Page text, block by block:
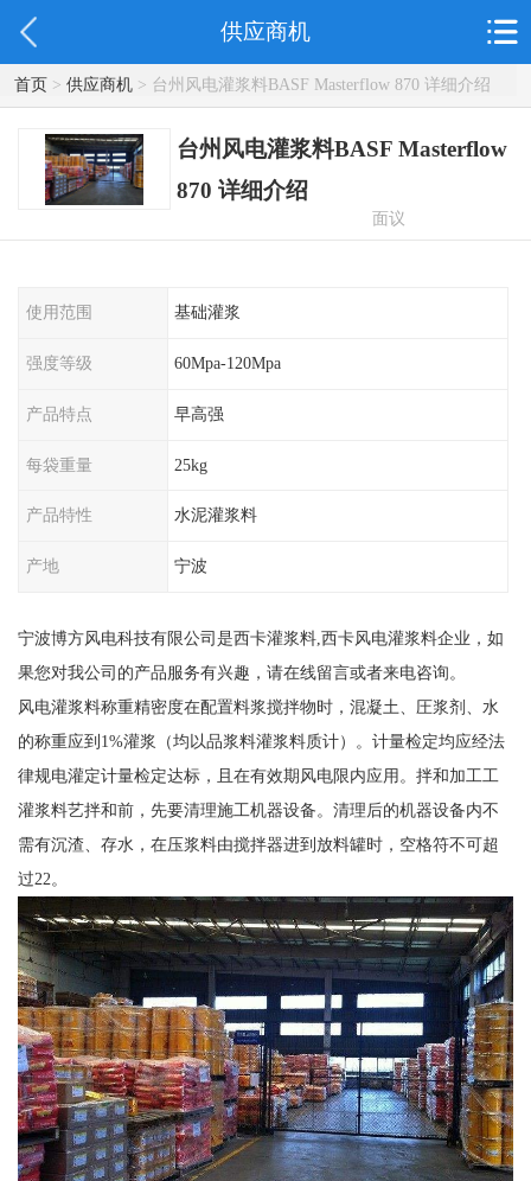
供应商机
首页> 供应商机> 台州风电灌浆料BASF Masterflow 870 详细介绍
台州风电灌浆料BASF Masterflow
870 详细介绍
面议
使用范围 基础灌浆
强度等级 60Mpa-120Mpa
产品特点 早高强
每袋重量 25kg
产品特性 水泥灌浆料
产地 宁波
宁波博方风电科技有限公司是西卡灌浆料,西卡风电灌浆料企业，如
果您对我公司的产品服务有兴趣，请在线留言或者来电咨询。
风电灌浆料称重精密度在配置料浆搅拌物时，混凝土、圧浆剂、水
的称重应到1%灌浆（均以品浆料灌浆料质计）。计量检定均应经法
律规电灌定计量检定达标，且在有效期风电限内应用。拌和加工工
灌浆料艺拌和前，先要清理施工机器设备。清理后的机器设备内不
需有沉渣、存水，在压浆料由搅拌器进到放料罐时，空格符不可超
过22。